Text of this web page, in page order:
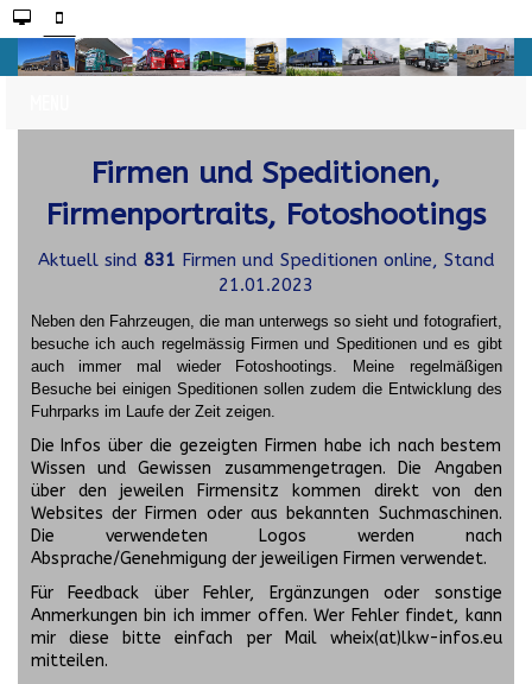
Firmen und Speditionen,
Firmenportraits, Fotoshootings
Aktuell sind 831 Firmen und Speditionen online, Stand
21.01.2023
Neben den Fahrzeugen, die man unterwegs so sieht und fotografiert,
besuche ich auch regelmässig Firmen und Speditionen und es gibt
auch immer mal wieder Fotoshootings.
Meine regelmäßigen
Besuche bei einigen Speditionen sollen zudem die Entwicklung des
Fuhrparks im Laufe der Zeit zeigen.
Die Infos über die gezeigten Firmen habe ich nach bestem
Wissen und Gewissen zusammengetragen. Die Angaben
über den jeweilen Firmensitz kommen direkt von den
Websites der Firmen oder aus bekannten Suchmaschinen.
Die verwendeten Logos werden nach
Absprache/Genehmigung der jeweiligen Firmen verwendet.
Für Feedback über Fehler, Ergänzungen oder sonstige
Anmerkungen bin ich immer offen. Wer Fehler findet, kann
mir diese bitte einfach per Mail wheix(at)lkw-infos.eu
mitteilen.